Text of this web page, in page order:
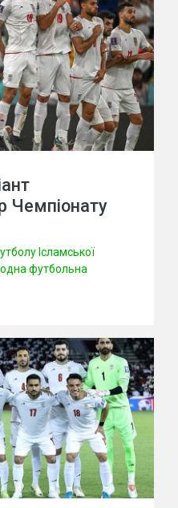
Чемпіонату
Ісламської
футбольна